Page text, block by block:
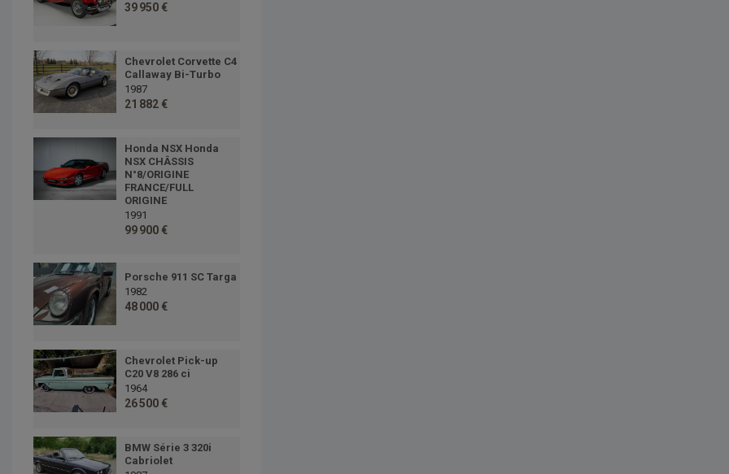
39 950 €
Chevrolet Corvette C4
Callaway Bi-Turbo
1987
21 882 €
Honda NSX Honda
NSX CHÂSSIS
N°8/ORIGINE
FRANCE/FULL
ORIGINE
1991
99 900 €
Porsche 911 SC Targa
1982
48 000 €
Chevrolet Pick-up
C20 V8 286 ci
1964
26 500 €
BMW Série 3 320i
Cabriolet